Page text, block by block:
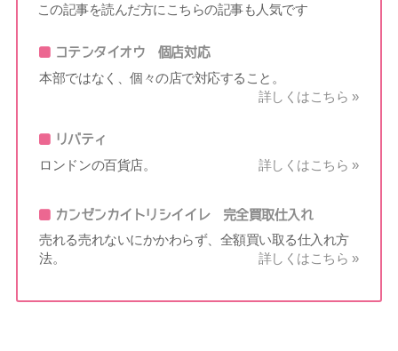
この記事を読んだ方にこちらの記事も人気です
コテンタイオウ 個店対応
本部ではなく、個々の店で対応すること。
詳しくはこちら »
リバティ
ロンドンの百貨店。 詳しくはこちら »
カンゼンカイトリシイイレ 完全買取仕入れ
売れる売れないにかかわらず、全額買い取る仕入れ方
法。
詳しくはこちら »